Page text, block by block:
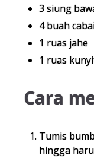
3 siung
4 buah
1 ruas jahe
1 ruas
Cara
Tumis
hingga